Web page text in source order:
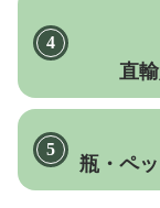
直
瓶・ペ